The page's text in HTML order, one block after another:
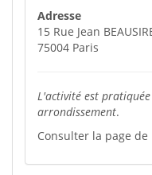
Adresse
15 Rue Jean
75004 Paris
L'activité est
arrondissement.
Consulter la page